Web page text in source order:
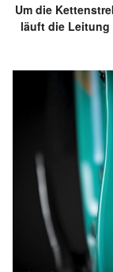
Um die
läuft die